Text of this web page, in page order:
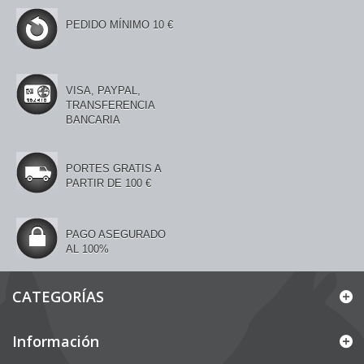
PEDIDO MÍNIMO 10 €
VISA, PAYPAL,
TRANSFERENCIA
BANCARIA
PORTES GRATIS A
PARTIR DE 100 €
PAGO ASEGURADO
AL 100%
CATEGORÍAS
Información